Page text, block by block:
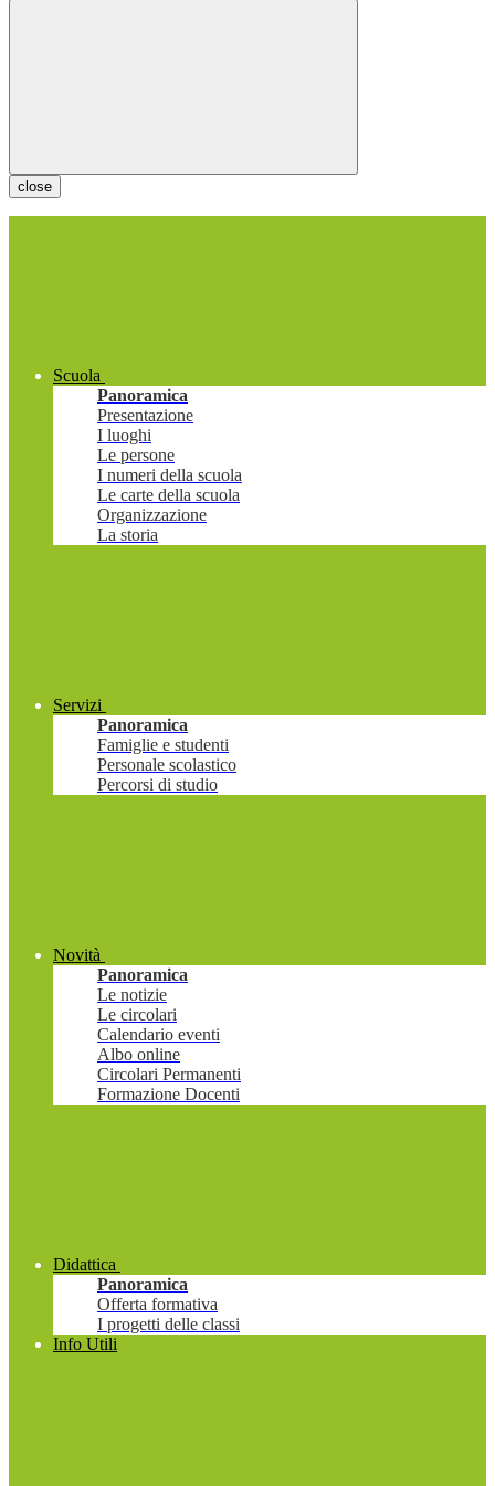
close
Scuola
Panoramica
Presentazione
I luoghi
Le persone
I numeri della scuola
Le carte della scuola
Organizzazione
La storia
Servizi
Panoramica
Famiglie e studenti
Personale scolastico
Percorsi di studio
Novità
Panoramica
Le notizie
Le circolari
Calendario eventi
Albo online
Circolari Permanenti
Formazione Docenti
Didattica
Panoramica
Offerta formativa
I progetti delle classi
Info Utili